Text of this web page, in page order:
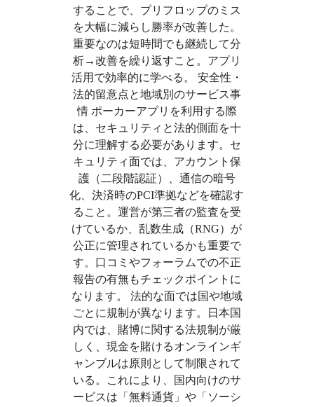
することで、プリフロップのミス
を大幅に減らし勝率が改善した。
重要なのは短時間でも継続して分
析→改善を繰り返すこと。アプリ
活用で効率的に学べる。 安全性・
法的留意点と地域別のサービス事
情 ポーカーアプリを利用する際
は、セキュリティと法的側面を十
分に理解する必要があります。セ
キュリティ面では、アカウント保
護（二段階認証）、通信の暗号
化、決済時のPCI準拠などを確認す
ること。運営が第三者の監査を受
けているか、乱数生成（RNG）が
公正に管理されているかも重要で
す。口コミやフォーラムでの不正
報告の有無もチェックポイントに
なります。 法的な面では国や地域
ごとに規制が異なります。日本国
内では、賭博に関する法規制が厳
しく、現金を賭けるオンラインギ
ャンブルは原則として制限されて
いる。これにより、国内向けのサ
ービスは「無料通貨」や「ソーシ